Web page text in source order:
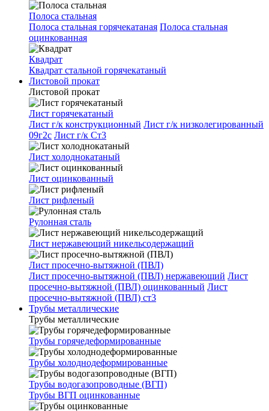
Полоса стальная
Полоса стальная горячекатаная Полоса стальная
оцинкованная
Квадрат
Квадрат стальной горячекатаный
Листовой прокат
Листовой прокат
Лист горячекатаный
Лист г/к конструкционный Лист г/к низколегированный
09г2с Лист г/к Ст3
Лист холоднокатаный
Лист оцинкованный
Лист рифленый
Рулонная сталь
Лист нержавеющий никельсодержащий
Лист просечно-вытяжной (ПВЛ)
Лист просечно-вытяжной (ПВЛ) нержавеющий Лист
просечно-вытяжной (ПВЛ) оцинкованный Лист
просечно-вытяжной (ПВЛ) ст3
Трубы металлические
Трубы металлические
Трубы горячедеформированные
Трубы холоднодеформированные
Трубы водогазопроводные (ВГП)
Трубы ВГП оцинкованные